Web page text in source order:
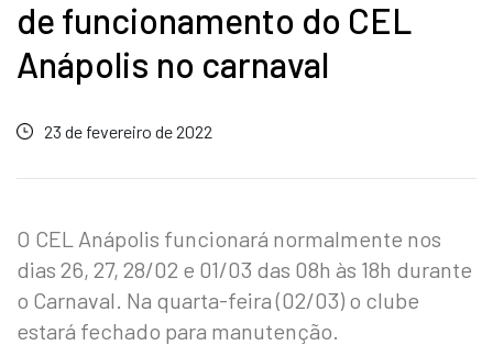
de funcionamento do CEL
Anápolis no carnaval
23 de fevereiro de 2022
O CEL Anápolis funcionará normalmente nos
dias 26, 27, 28/02 e 01/03 das 08h às 18h durante
o Carnaval. Na quarta-feira (02/03) o clube
estará fechado para manutenção.